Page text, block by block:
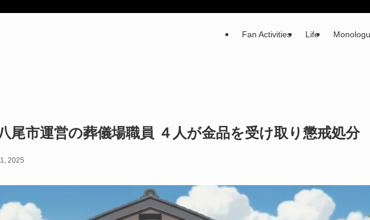
Fan Activities Life
尾市運営の葬儀場職員 ４人が金品を受け取り懲戒処分
2025